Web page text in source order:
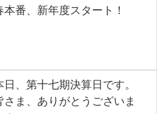
本番、新年度スタート！
日、第十七期決算日です。
さま、ありがとうございま